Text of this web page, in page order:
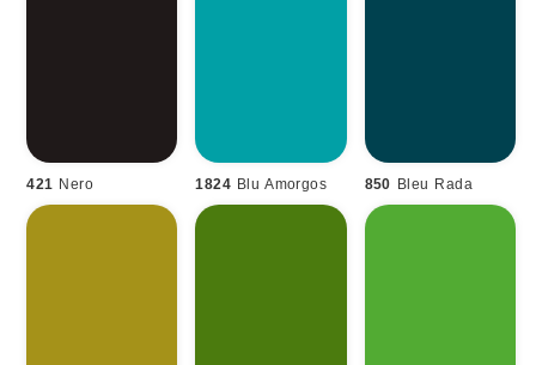
1824 Blu Amorgos 850 Bleu Rada
421 Nero